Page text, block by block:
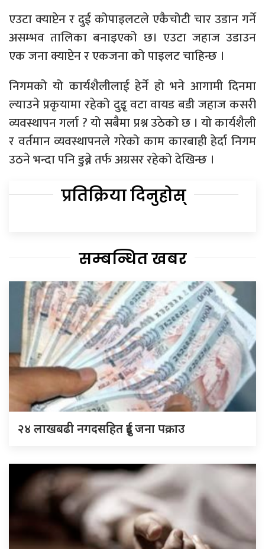
एउटा क्याप्टेन र दुई कोपाइलटले एकैचोटी चार उडान गर्ने
असम्भव तालिका बनाइएको छ। एउटा जहाज उडाउन
एक जना क्याप्टेन र एकजना को पाइलट चाहिन्छ ।
निगमको यो कार्यशैलीलाई हेर्ने हो भने आगामी दिनमा
ल्याउने प्रकृयामा रहेको दुइृ वटा वायड बडी जहाज कसरी
व्यवस्थापन गर्ला ? यो सबैमा प्रश्न उठेको छ । यो कार्यशैली
र वर्तमान व्यवस्थापनले गरेको काम कारबाही हेर्दा निगम
उठने भन्दा पनि डुब्ने तर्फ अग्रसर रहेको देखिन्छ ।
प्रतिक्रिया दिनुहोस्
सम्बन्धित खबर
२४ लाखबढी नगदसहित दुई जना पक्राउ